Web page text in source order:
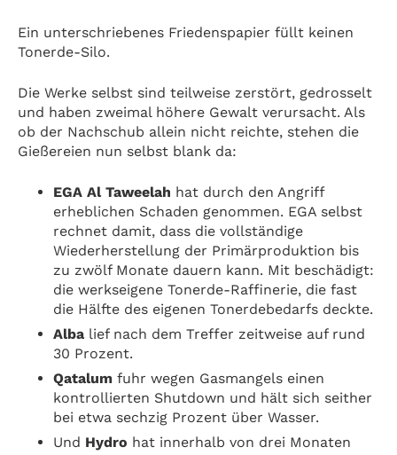
Ein unterschriebenes Friedenspapier füllt keinen
Tonerde-Silo.
Die Werke selbst sind teilweise zerstört, gedrosselt
und haben zweimal höhere Gewalt verursacht. Als
ob der Nachschub allein nicht reichte, stehen die
Gießereien nun selbst blank da:
EGA Al Taweelah hat durch den Angriff
erheblichen Schaden genommen. EGA selbst
rechnet damit, dass die vollständige
Wiederherstellung der Primärproduktion bis
zu zwölf Monate dauern kann. Mit beschädigt:
die werkseigene Tonerde-Raffinerie, die fast
die Hälfte des eigenen Tonerdebedarfs deckte.
Alba lief nach dem Treffer zeitweise auf rund
30 Prozent.
Qatalum fuhr wegen Gasmangels einen
kontrollierten Shutdown und hält sich seither
bei etwa sechzig Prozent über Wasser.
Und Hydro hat innerhalb von drei Monaten